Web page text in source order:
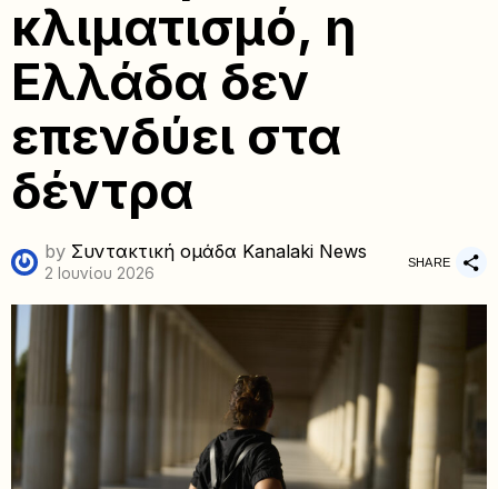
κλιματισμό, η
Ελλάδα δεν
επενδύει στα
δέντρα
by Συντακτική ομάδα Kanalaki News
2 Ιουνίου 2026
SHARE